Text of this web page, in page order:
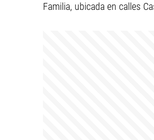
Familia, ubicada en calles